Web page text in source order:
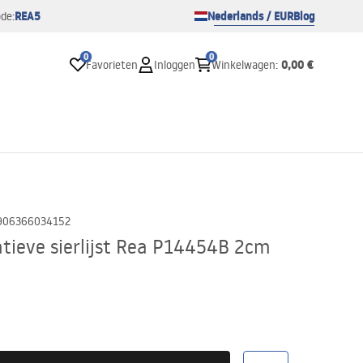
REA5 Nederlands / EURBlog
0
Favorieten Inloggen
0
Winkelwagen: 0,00 €
sierlijst Rea P14454B 2cm